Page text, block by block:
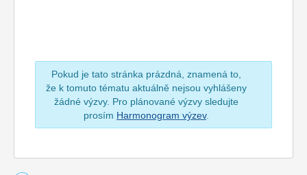
Pokud je tato stránka prázdná, znamená to,
že k tomuto tématu aktuálně nejsou vyhlášeny
žádné výzvy. Pro plánované výzvy sledujte
prosím Harmonogram výzev.